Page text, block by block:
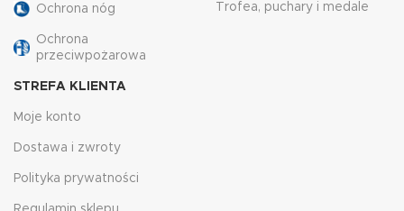
Ochrona nóg
Ochrona
przeciwpożarowa
Trofea, puchary i medale
STREFA KLIENTA
Moje konto
Dostawa i zwroty
Polityka prywatności